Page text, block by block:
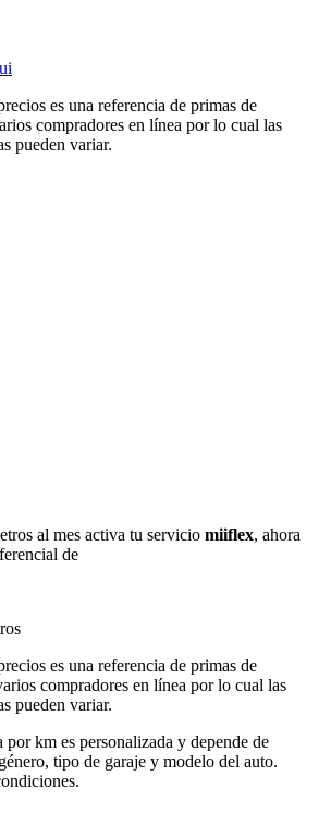
es una referencia de primas de
compradores en línea por lo cual las
pueden variar.
al mes activa tu servicio miiflex, ahora
de
es una referencia de primas de
compradores en línea por lo cual las
pueden variar.
por km es personalizada y depende de
tipo de garaje y modelo del auto.